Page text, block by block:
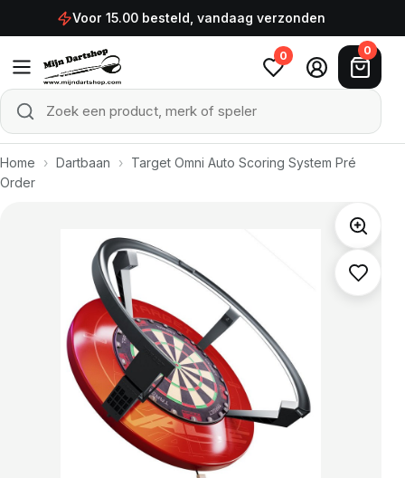
Ga naar de inhoudVoor 15.00 besteld, vandaag verzonden
Zoek een product, merk of speler
Zoeken
0 0
Home › Dartbaan › Target Omni Auto Scoring System Pré
Order